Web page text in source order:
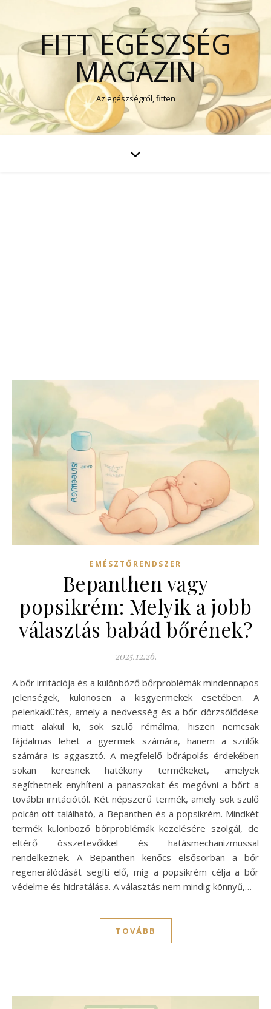
FITT EGÉSZSÉG
MAGAZIN
Az egészségről, fitten
EMÉSZTŐRENDSZER
Bepanthen vagy
popsikrém: Melyik a jobb
választás babád bőrének?
2025.12.26.
A bőr irritációja és a különböző bőrproblémák mindennapos
jelenségek, különösen a kisgyermekek esetében. A
pelenkakiütés, amely a nedvesség és a bőr dörzsölődése
miatt alakul ki, sok szülő rémálma, hiszen nemcsak
fájdalmas lehet a gyermek számára, hanem a szülők
számára is aggasztó. A megfelelő bőrápolás érdekében
sokan keresnek hatékony termékeket, amelyek
segíthetnek enyhíteni a panaszokat és megóvni a bőrt a
további irritációtól. Két népszerű termék, amely sok szülő
polcán ott található, a Bepanthen és a popsikrém. Mindkét
termék különböző bőrproblémák kezelésére szolgál, de
eltérő összetevőkkel és hatásmechanizmussal
rendelkeznek. A Bepanthen kenőcs elsősorban a bőr
regenerálódását segíti elő, míg a popsikrém célja a bőr
védelme és hidratálása. A választás nem mindig könnyű,…
TOVÁBB